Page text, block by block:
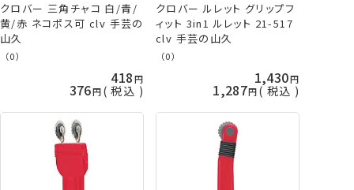
クロバー 三角チャコ 白/青/
黄/赤 ネコポス可 clv 手芸の
山久
（0）
418
376 税込
クロバー ルレット グリップフ
ィット 3in1 ルレット 21-517
clv 手芸の山久
（0）
1,430
1,287 税込